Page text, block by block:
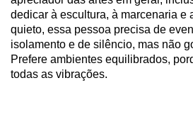
dedicar à escultura, à marcenaria e
quieto, essa pessoa precisa de
isolamento e de silêncio, mas não
Prefere ambientes equilibrados,
todas as vibrações.